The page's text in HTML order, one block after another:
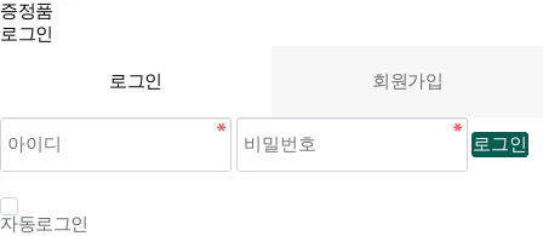
증정품
로그인
로그인 회원가입
로그인
자동로그인